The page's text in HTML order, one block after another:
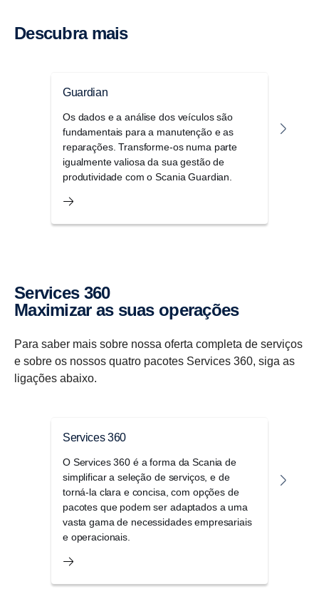
Descubra mais
Guardian
Os dados e a análise dos veículos são
fundamentais para a manutenção e as
reparações. Transforme-os numa parte
igualmente valiosa da sua gestão de
produtividade com o Scania Guardian.
Services 360
Maximizar as suas opera­ções
Para saber mais sobre nossa oferta completa de serviços
e sobre os nossos quatro pacotes Services 360, siga as
ligações abaixo.
Services 360
O Services 360 é a forma da Scania de
simplificar a seleção de serviços, e de
torná-la clara e concisa, com opções de
pacotes que podem ser adaptados a uma
vasta gama de necessidades empresariais
e operacionais.